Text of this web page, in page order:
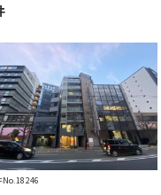
No.18246